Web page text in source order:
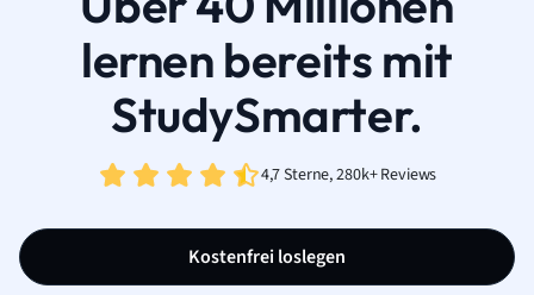
lernen bereits mit
StudySmarter.
4,7 Sterne, 280k+ Reviews
Kostenfrei loslegen